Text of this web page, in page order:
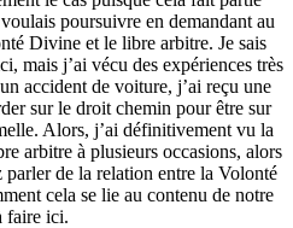
poursuivre en demandant au
Divine et le libre arbitre. Je sais
mais j’ai vécu des expériences très
accident de voiture, j’ai reçu une
sur le droit chemin pour être sur
Alors, j’ai définitivement vu la
arbitre à plusieurs occasions, alors
de la relation entre la Volonté
cela se lie au contenu de notre
faire ici.